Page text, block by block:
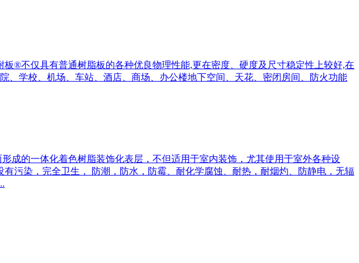
®不仅具有普通树脂板的各种优良物理性能,更在密度、硬度及尺寸稳定性上较好,在
学校、机场、车站、酒店、商场、办公楼地下空间、天花、密闭房间、防火功能
成的一体化着色树脂装饰化表层，不但适用于室内装饰，尤其使用于室外各种设
污染，完全卫生， 防潮，防水，防霉、耐化学腐蚀、耐热，耐烟灼、防静电，无辐